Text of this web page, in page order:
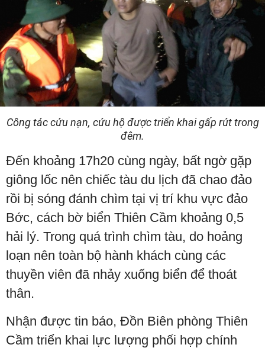
Công tác cứu nạn, cứu hộ được triển khai gấp rút trong
đêm.
Đến khoảng 17h20 cùng ngày, bất ngờ gặp
giông lốc nên chiếc tàu du lịch đã chao đảo
rồi bị sóng đánh chìm tại vị trí khu vực đảo
Bớc, cách bờ biển Thiên Cầm khoảng 0,5
hải lý. Trong quá trình chìm tàu, do hoảng
loạn nên toàn bộ hành khách cùng các
thuyền viên đã nhảy xuống biển để thoát
thân.
Nhận được tin báo, Đồn Biên phòng Thiên
Cầm triển khai lực lượng phối hợp chính